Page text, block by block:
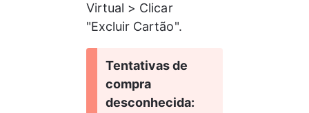
Virtual > Clicar
"Excluir Cartão".
Tentativas de
compra
desconhecida: